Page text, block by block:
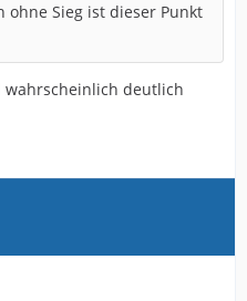
ohne Sieg ist dieser Punkt
wahrscheinlich deutlich